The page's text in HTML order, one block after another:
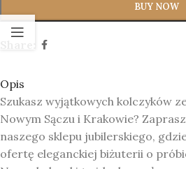
BUY NOW
Opis
Szukasz wyjątkowych kolczyków
Nowym Sączu i Krakowie?
naszego sklepu jubilerskiego,
ofertę eleganckiej biżuterii o